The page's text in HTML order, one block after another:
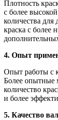
Плотность
с более
количества
краска с более
4. Опыт
Опыт работы с
Более опытные
количество
и более
5. Качество